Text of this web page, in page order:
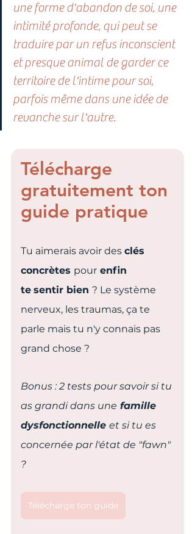
une forme d'abandon de soi, une
intimité profonde, qui peut se
traduire par un refus inconscient
et presque animal de garder ce
territoire de l'intime pour soi,
parfois même dans une idée de
revanche sur l'autre.
Télécharge
gratuitement ton
guide pratique
Tu aimerais avoir des clés
concrètes pour enfin
te sentir bien ? Le système
nerveux, les traumas, ça te
parle mais tu n'y connais pas
grand chose ?
Bonus : 2 tests pour savoir si tu
as grandi dans une famille
dysfonctionnelle et si tu es
concernée par l'état de "fawn"
?
Télécharge ton guide